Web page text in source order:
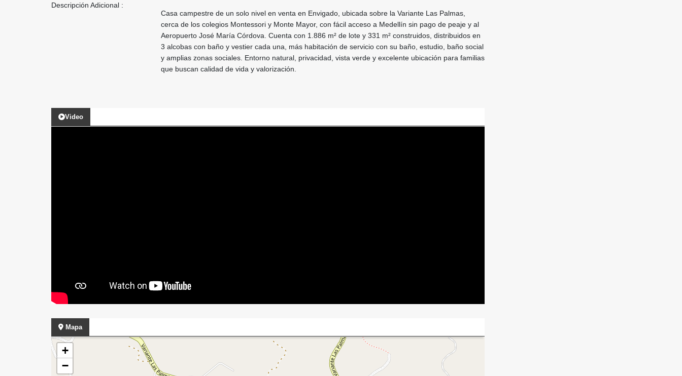
Descripción Adicional :
Casa campestre de un solo nivel en venta en Envigado, ubicada sobre la Variante Las Palmas,
cerca de los colegios Montessori y Monte Mayor, con fácil acceso a Medellín sin pago de peaje y al
Aeropuerto José María Córdova. Cuenta con 1.886 m² de lote y 331 m² construidos, distribuidos en
3 alcobas con baño y vestier cada una, más habitación de servicio con su baño, estudio, baño social
y amplias zonas sociales. Entorno natural, privacidad, vista verde y excelente ubicación para familias
que buscan calidad de vida y valorización.
Video
Mapa
+
−